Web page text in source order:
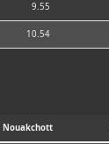
9.55
10.54
Nouakchott